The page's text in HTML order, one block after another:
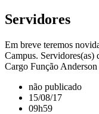
Servidores
Em breve teremos
Campus.
Cargo Função
não publicado
15/08/17
09h59